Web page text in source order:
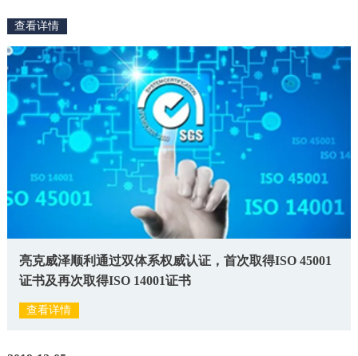
查看详情
亮克威泽顺利通过双体系权威认证，首次取得ISO 45001
证书及再次取得ISO 14001证书
查看详情